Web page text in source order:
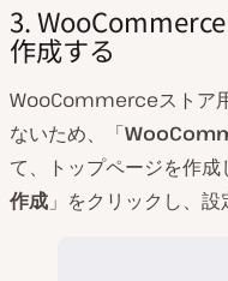
3.
作成する
WooCommerceストア
ないため、「
て、トップページを作成
作成 」をクリックし、設